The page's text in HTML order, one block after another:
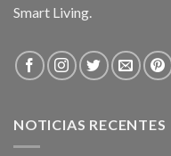
Smart Living.
NOTICIAS RECENTES